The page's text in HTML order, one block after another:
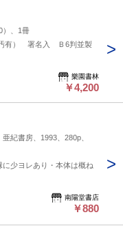
）、1冊
有） 署名入 Ｂ6判並製
樂園書林
￥4,200
紀書房、1993、280p、
少ヨレあり・本体は概ね
南陽堂書店
￥880